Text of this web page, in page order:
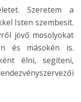
Szeretem a
Isten szembesít.
jövő mosolyokat
és másokén is.
élni, segíteni,